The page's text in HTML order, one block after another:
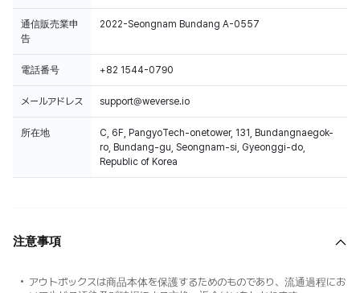
通信販売業申
告
2022-Seongnam Bundang A-0557
電話番号 +82 1544-0790
メールアドレス support@weverse.io
所在地
C, 6F, PangyoTech-onetower, 131, Bundangnaegok-
ro, Bundang-gu, Seongnam-si, Gyeonggi-do,
Republic of Korea
注意事項
アウトボックスは商品本体を保護するためのものであり、流通過程にお